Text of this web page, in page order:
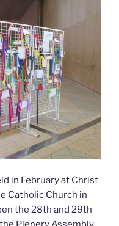
in February at Christ
Catholic Church in
the 28th and 29th